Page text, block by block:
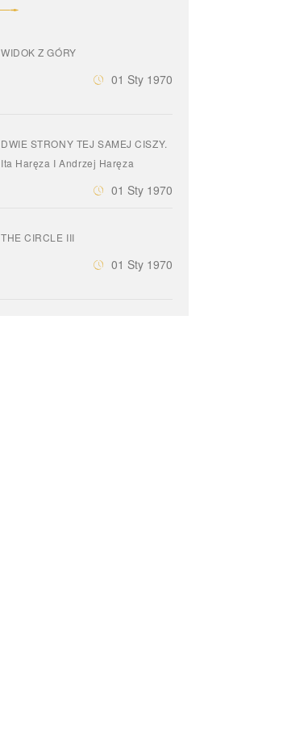
WIDOK Z GÓRY
01 Sty 1970
DWIE STRONY TEJ SAMEJ CISZY.
Ita Haręza I Andrzej Haręza
01 Sty 1970
THE CIRCLE III
01 Sty 1970